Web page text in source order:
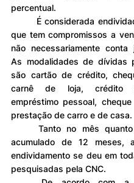
percentual.
que tem compromissos a
não necessariamente conta
As modalidades de dívidas
são cartão de crédito,
carnê de loja, crédito
empréstimo pessoal,
prestação de carro e de casa.
	Tanto no mês quanto no período
acumulado de 12 meses,
endividamento se deu em
pesquisadas pela CNC.